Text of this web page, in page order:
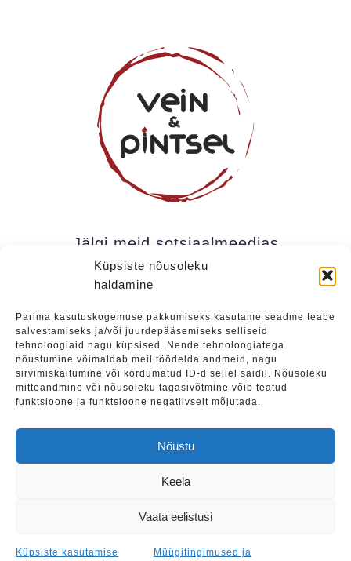
Küpsiste nõusoleku
haldamine
Parima kasutuskogemuse pakkumiseks kasutame seadme teabe
salvestamiseks ja/või juurdepääsemiseks selliseid
tehnoloogiaid nagu küpsised. Nende tehnoloogiatega
nõustumine võimaldab meil töödelda andmeid, nagu
sirvimiskäitumine või kordumatud ID-d sellel saidil. Nõusoleku
mitteandmine või nõusoleku tagasivõtmine võib teatud
funktsioone ja funktsioone negatiivselt mõjutada.
Nõustu
Keela
Vaata eelistusi
Küpsiste kasutamise Müügitingimused ja
Jälgi meid sotsiaalmeedias
Kui soovite olla kursis meie uudistega (uued
üritused, eripakkumised jne), soovitame liituda
meie uudiskirjaga.
Müügitingimused ja privaatsuspoliitika